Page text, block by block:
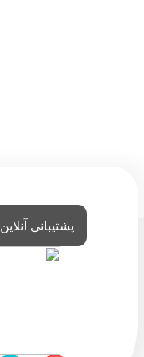
پشتیبانی آنلاین